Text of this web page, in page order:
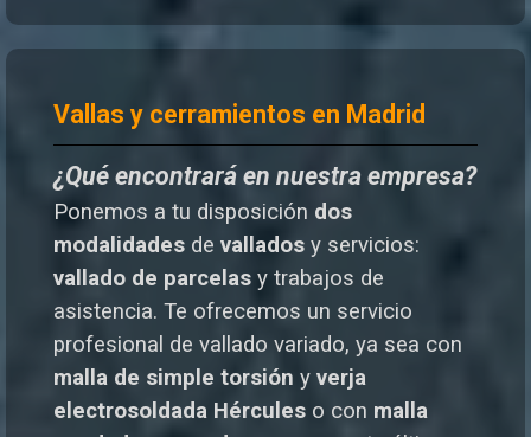
Vallas y cerramientos en Madrid
¿Qué encontrará en nuestra empresa?
Ponemos a tu disposición dos
modalidades de vallados y servicios:
vallado de parcelas y trabajos de
asistencia. Te ofrecemos un servicio
profesional de vallado variado, ya sea con
malla de simple torsión y verja
electrosoldada Hércules o con malla